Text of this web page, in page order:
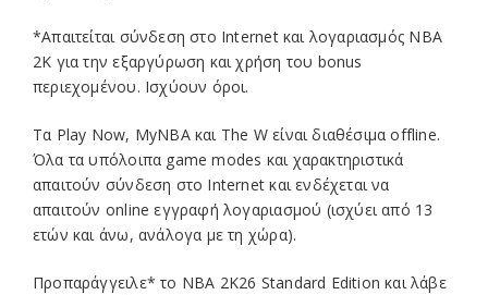
*Απαιτείται σύνδεση στο Internet και λογαριασμός NBA
2K για την εξαργύρωση και χρήση του bonus
περιεχομένου. Ισχύουν όροι.
Τα Play Now, MyNBA και The W είναι διαθέσιμα offline.
Όλα τα υπόλοιπα game modes και χαρακτηριστικά
απαιτούν σύνδεση στο Internet και ενδέχεται να
απαιτούν online εγγραφή λογαριασμού (ισχύει από 13
ετών και άνω, ανάλογα με τη χώρα).
Προπαράγγειλε* το NBA 2K26 Standard Edition και λάβε